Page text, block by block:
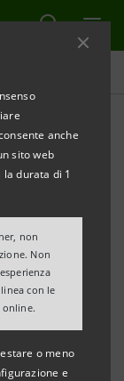
anche
sito web
durata di 1
non
Non
con le
o meno
e